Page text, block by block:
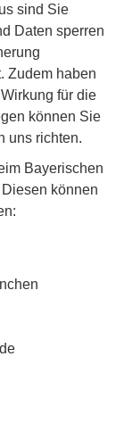
sind Sie
Daten sperren
Zudem haben
für die
können Sie
uns richten.
Bayerischen
können